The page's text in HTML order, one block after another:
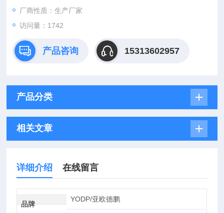
厂商性质：生产厂家
访问量：1742
产品咨询 15313602957
产品分类
相关文章
详细介绍 在线留言
品牌
YODP/亚欧德鹏